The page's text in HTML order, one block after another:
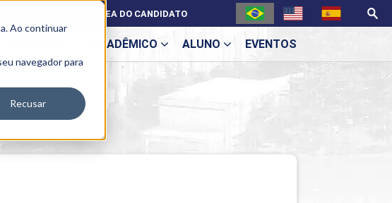
Ao continuar
navegador para
Recusar
ACADÊMICO
MPHU
ALUNO EVENTOS
ÁREA DO CANDIDATO